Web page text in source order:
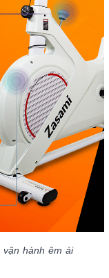
vận hành êm ái